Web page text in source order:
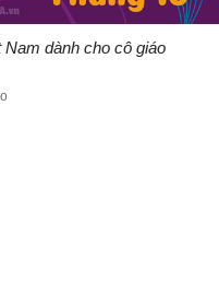
dành cho cô giáo